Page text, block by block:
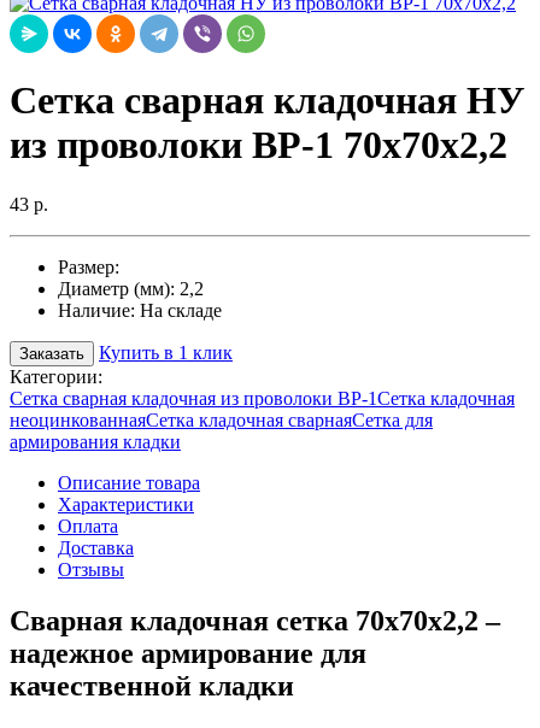
Сетка сварная кладочная НУ
из проволоки ВР-1 70х70х2,2
43 р.
Размер:
Диаметр (мм): 2,2
Наличие: На складе
Заказать
Купить в 1 клик
Категории:
Сетка сварная кладочная из проволоки ВР-1Сетка кладочная
неоцинкованнаяСетка кладочная сварнаяСетка для
армирования кладки
Описание товара
Характеристики
Оплата
Доставка
Отзывы
Сварная кладочная сетка 70х70х2,2 –
надежное армирование для
качественной кладки